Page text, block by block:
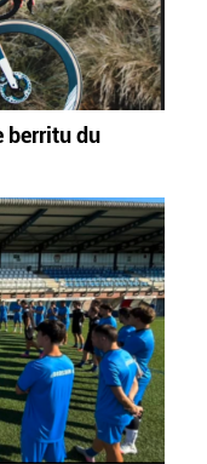
berritu du